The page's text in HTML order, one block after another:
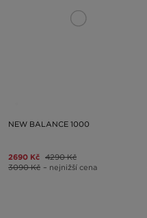
NEW BALANCE 1000
2690 Kč 4290 Kč
3090 Kč – nejnižší cena